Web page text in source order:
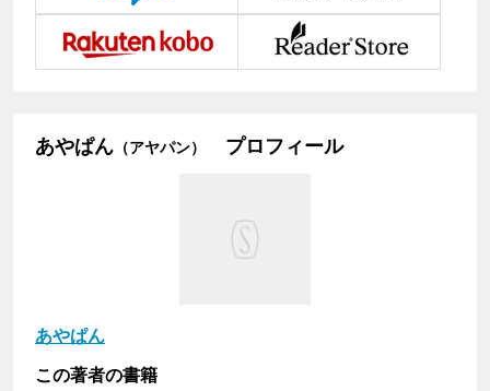
あやぱん （アヤパン） プロフィール
あやぱん
この著者の書籍